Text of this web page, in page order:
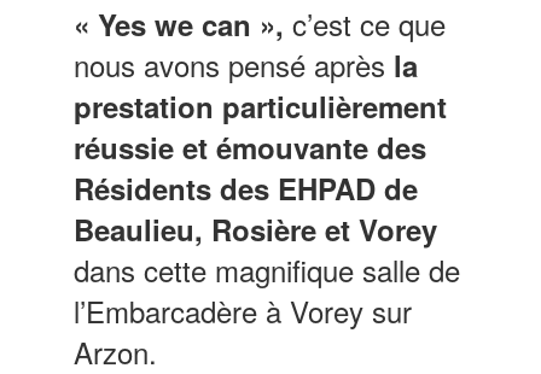
« Yes we can », c’est ce que
nous avons pensé après la
prestation particulièrement
réussie et émouvante des
Résidents des EHPAD de
Beaulieu, Rosière et Vorey
dans cette magnifique salle de
l’Embarcadère à Vorey sur
Arzon.